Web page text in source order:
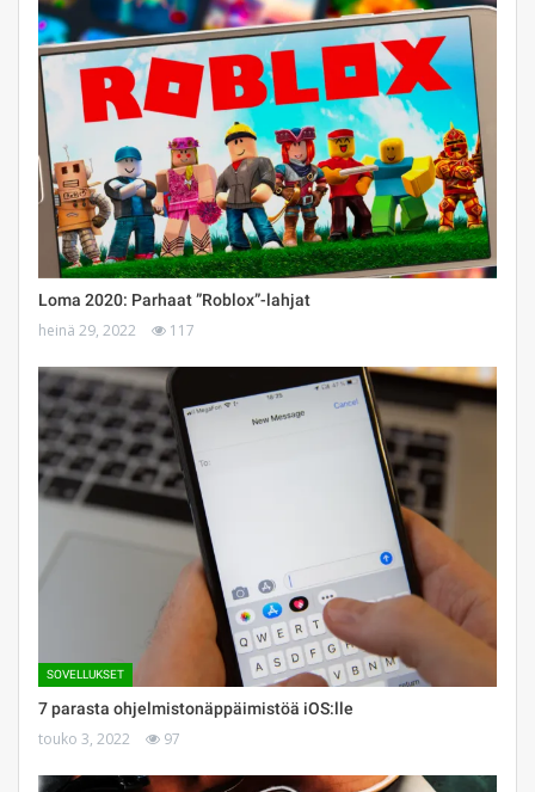
Loma 2020: Parhaat ”Roblox”-lahjat
heinä 29, 2022 117
SOVELLUKSET
7 parasta ohjelmistonäppäimistöä iOS:lle
touko 3, 2022 97